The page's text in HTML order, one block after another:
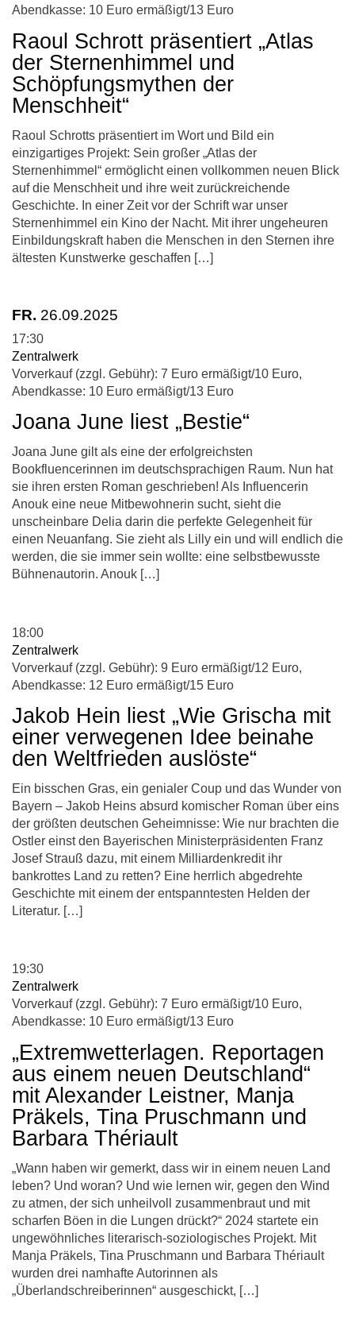
Abendkasse: 10 Euro ermäßigt/13 Euro
Raoul Schrott präsentiert „Atlas
der Sternenhimmel und
Schöpfungsmythen der
Menschheit“
Raoul Schrotts präsentiert im Wort und Bild ein
einzigartiges Projekt: Sein großer „Atlas der
Sternenhimmel“ ermöglicht einen vollkommen neuen Blick
auf die Menschheit und ihre weit zurückreichende
Geschichte. In einer Zeit vor der Schrift war unser
Sternenhimmel ein Kino der Nacht. Mit ihrer ungeheuren
Einbildungskraft haben die Menschen in den Sternen ihre
ältesten Kunstwerke geschaffen […]
FR. 26.09.2025
17:30
Zentralwerk
Vorverkauf (zzgl. Gebühr): 7 Euro ermäßigt/10 Euro,
Abendkasse: 10 Euro ermäßigt/13 Euro
Joana June liest „Bestie“
Joana June gilt als eine der erfolgreichsten
Bookfluencerinnen im deutschsprachigen Raum. Nun hat
sie ihren ersten Roman geschrieben! Als Influencerin
Anouk eine neue Mitbewohnerin sucht, sieht die
unscheinbare Delia darin die perfekte Gelegenheit für
einen Neuanfang. Sie zieht als Lilly ein und will endlich die
werden, die sie immer sein wollte: eine selbstbewusste
Bühnenautorin. Anouk […]
18:00
Zentralwerk
Vorverkauf (zzgl. Gebühr): 9 Euro ermäßigt/12 Euro,
Abendkasse: 12 Euro ermäßigt/15 Euro
Jakob Hein liest „Wie Grischa mit
einer verwegenen Idee beinahe
den Weltfrieden auslöste“
Ein bisschen Gras, ein genialer Coup und das Wunder von
Bayern – Jakob Heins absurd komischer Roman über eins
der größten deutschen Geheimnisse: Wie nur brachten die
Ostler einst den Bayerischen Ministerpräsidenten Franz
Josef Strauß dazu, mit einem Milliardenkredit ihr
bankrottes Land zu retten? Eine herrlich abgedrehte
Geschichte mit einem der entspanntesten Helden der
Literatur. […]
19:30
Zentralwerk
Vorverkauf (zzgl. Gebühr): 7 Euro ermäßigt/10 Euro,
Abendkasse: 10 Euro ermäßigt/13 Euro
„Extremwetterlagen. Reportagen
aus einem neuen Deutschland“
mit Alexander Leistner, Manja
Präkels, Tina Pruschmann und
Barbara Thériault
„Wann haben wir gemerkt, dass wir in einem neuen Land
leben? Und woran? Und wie lernen wir, gegen den Wind
zu atmen, der sich unheilvoll zusammenbraut und mit
scharfen Böen in die Lungen drückt?“ 2024 startete ein
ungewöhnliches literarisch-soziologisches Projekt. Mit
Manja Präkels, Tina Pruschmann und Barbara Thériault
wurden drei namhafte Autorinnen als
„Überlandschreiberinnen“ ausgeschickt, […]